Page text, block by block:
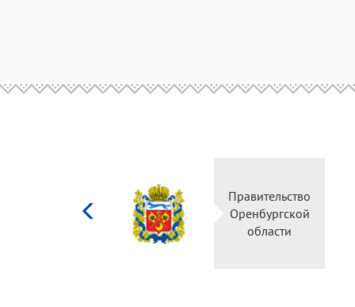
Правительство
Оренбургской
области